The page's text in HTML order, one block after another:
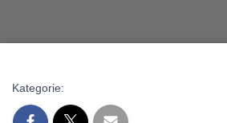
Kategorie: